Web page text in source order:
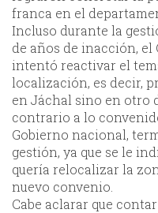
franca en el
Incluso durante la
de años de inacción, el
intentó reactivar el
localización, es decir,
en Jáchal sino en otro
contrario a lo
Gobierno nacional,
gestión, ya que se le
quería relocalizar la
nuevo convenio.
Cabe aclarar que